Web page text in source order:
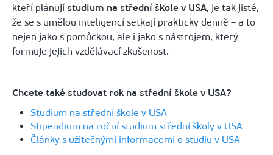
kteří plánují studium na střední škole v USA, je tak jisté,
že se s umělou inteligencí setkají prakticky denně – a to
nejen jako s pomůckou, ale i jako s nástrojem, který
formuje jejich vzdělávací zkušenost.
Chcete také studovat rok na střední škole v USA?
Studium na střední škole v USA
Stipendium na roční studium střední školy v USA
Články s užitečnými informacemi o studiu v USA